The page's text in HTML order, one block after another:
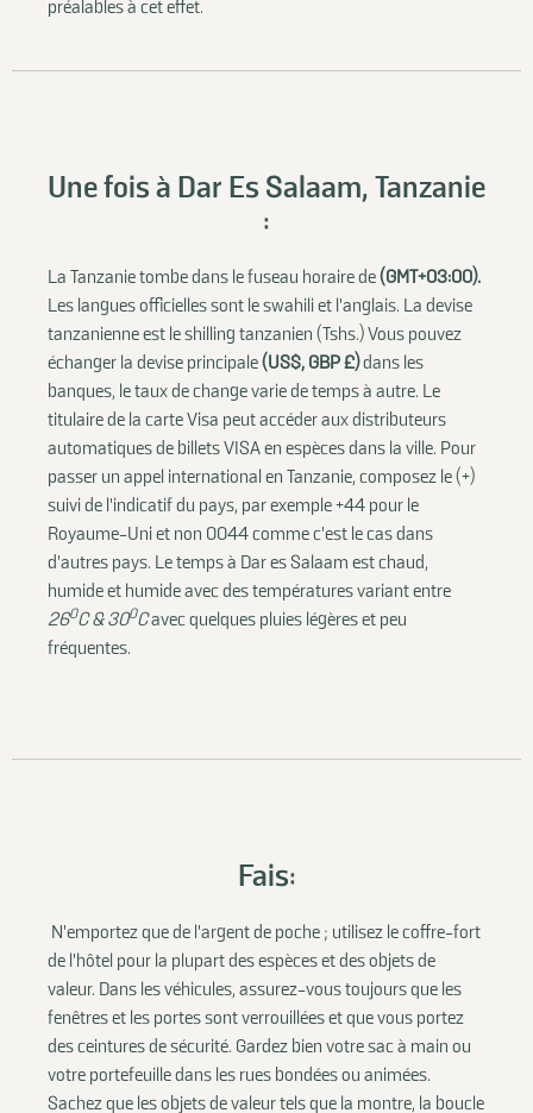
préalables à cet effet.
Une fois à Dar Es Salaam, Tanzanie
:
La Tanzanie tombe dans le fuseau horaire de(GMT+03:00).
Les langues officielles sont le swahili et l'anglais. La devise
tanzanienne est le shilling tanzanien (Tshs.) Vous pouvez
échanger la devise principale(US$, GBP £)dans les
banques, le taux de change varie de temps à autre. Le
titulaire de la carte Visa peut accéder aux distributeurs
automatiques de billets VISA en espèces dans la ville. Pour
passer un appel international en Tanzanie, composez le (+)
suivi de l'indicatif du pays, par exemple +44 pour le
Royaume-Uni et non 0044 comme c'est le cas dans
d'autres pays. Le temps à Dar es Salaam est chaud,
humide et humide avec des températures variant entre
260C & 300Cavec quelques pluies légères et peu
fréquentes.
Fais:
N'emportez que de l'argent de poche ; utilisez le coffre-fort
de l'hôtel pour la plupart des espèces et des objets de
valeur. Dans les véhicules, assurez-vous toujours que les
fenêtres et les portes sont verrouillées et que vous portez
des ceintures de sécurité. Gardez bien votre sac à main ou
votre portefeuille dans les rues bondées ou animées.
Sachez que les objets de valeur tels que la montre, la boucle